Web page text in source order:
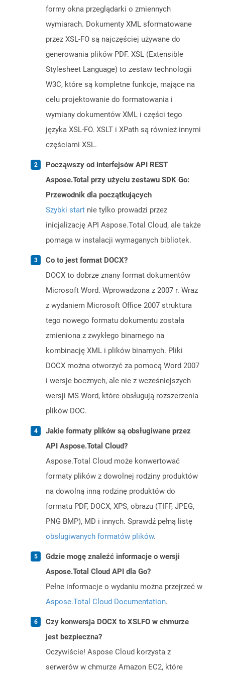
formy okna przeglądarki o zmiennych
wymiarach. Dokumenty XML sformatowane
przez XSL-FO są najczęściej używane do
generowania plików PDF. XSL (Extensible
Stylesheet Language) to zestaw technologii
W3C, które są kompletne funkcje, mające na
celu projektowanie do formatowania i
wymiany dokumentów XML i części tego
języka XSL-FO. XSLT i XPath są również innymi
częściami XSL.
Począwszy od interfejsów API REST
Aspose.Total przy użyciu zestawu SDK Go:
Przewodnik dla początkujących
Szybki start nie tylko prowadzi przez
inicjalizację API Aspose.Total Cloud, ale także
pomaga w instalacji wymaganych bibliotek.
Co to jest format DOCX?
DOCX to dobrze znany format dokumentów
Microsoft Word. Wprowadzona z 2007 r. Wraz
z wydaniem Microsoft Office 2007 struktura
tego nowego formatu dokumentu została
zmieniona z zwykłego binarnego na
kombinację XML i plików binarnych. Pliki
DOCX można otworzyć za pomocą Word 2007
i wersje bocznych, ale nie z wcześniejszych
wersji MS Word, które obsługują rozszerzenia
plików DOC.
Jakie formaty plików są obsługiwane przez
API Aspose.Total Cloud?
Aspose.Total Cloud może konwertować
formaty plików z dowolnej rodziny produktów
na dowolną inną rodzinę produktów do
formatu PDF, DOCX, XPS, obrazu (TIFF, JPEG,
PNG BMP), MD i innych. Sprawdź pełną listę
obsługiwanych formatów plików.
Gdzie mogę znaleźć informacje o wersji
Aspose.Total Cloud API dla Go?
Pełne informacje o wydaniu można przejrzeć w
Aspose.Total Cloud Documentation.
Czy konwersja DOCX to XSLFO w chmurze
jest bezpieczna?
Oczywiście! Aspose Cloud korzysta z
serwerów w chmurze Amazon EC2, które